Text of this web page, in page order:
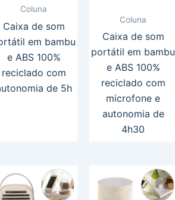
Coluna
Caixa de som
em bambu
e ABS 100%
reciclado com
de 5h
Coluna
Caixa de som
portátil em bambu
e ABS 100%
reciclado com
microfone e
autonomia de
4h30